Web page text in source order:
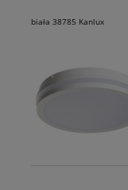
biała 38785 Kanlux